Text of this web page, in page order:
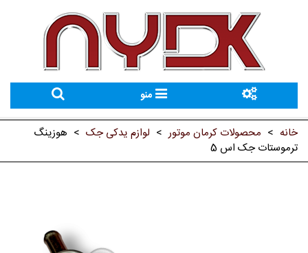
منو
خانه > محصولات کرمان موتور > لوازم یدکی جک > هوزینگ
ترموستات جک اس 5